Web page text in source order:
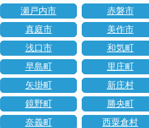
瀬戸内市
赤磐市
真庭市
美作市
浅口市
和気町
早島町
里庄町
矢掛町
新庄村
鏡野町
勝央町
奈義町
西粟倉村